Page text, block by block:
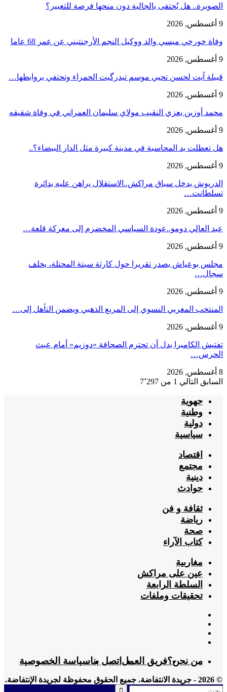
الصويرة.. هل يُحتفى بالجالية دون منحها فرصة للتعبير؟
9 أغسطس, 2026
وفاة خورخي ميسي والد ووكيل النجم الأرجنتيني عن عمر 68 عاما
9 أغسطس, 2026
قبيلة آيت لحسن تحيي موسم تيدرگيت الحمراء وتحتفي بروابطها…
9 أغسطس, 2026
محمد أوزين يعزي النقيب مولاي سليمان العمراني في وفاة شقيقه
9 أغسطس, 2026
هل تعطلت يد المحاسبة في مدينة كبيرة مثل الدار البيضاء؟..
9 أغسطس, 2026
الدريوش يدخل سباق مراكش..الاستقلال يراهن عليه بدائرة
تسلطانت…
9 أغسطس, 2026
عبد العالي دومو..عودة السياسي المخضرم إلى معركة قلعة…
9 أغسطس, 2026
مجلس بوعياش يصدر تقريرا حول كارثة سبتة المحتلة، يخلف
سجال…
9 أغسطس, 2026
المنتخب المغربي النسوي إلى المربع الذهبي ويضمن التأهل إلى…
9 أغسطس, 2026
تفتيش الكاميرا بدل أن تحترم الصحافة «دوزيم» أمام عبث
الحرس…
8 أغسطس, 2026
السابق التالي 1 من 7٬297
جهوية
وطنية
دولية
سياسية
اقتصاد
مجتمع
دينية
حوادث
ثقافة و فن
رياضة
صحة
كتاب الآراء
مغاربية
عين على مراكش
السلطة الرابعة
تحقيقات وملفات
من نحن؟فريق العمل اتصل بناسياسة الخصوصية
© 2026 - جريدة الانتفاضة. جميع الحقوق محفوظة لجريدة الإنتفاضة.